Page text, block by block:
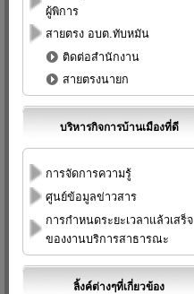
ผู้พิการ
สายตรง อบต.ทับหมัน
ติดต่อสำนักงาน
สายตรงนายก
บริหารกิจการบ้านเมืองที่ดี
การจัดการความรู้
ศูนย์ข้อมูลข่าวสาร
การกำหนดระยะเวลาแล้วเสร็จ
ของงานบริการสาธารณะ
ลิ้งค์ต่างๆที่เกี่ยวข้อง